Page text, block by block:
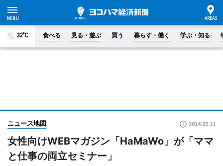
32°C 食べる 見る・遊ぶ 買う 暮らす・働く 学ぶ・知る
ニュース地図 2014.05.11
女性向けWEBマガジン「HaMaWo」が「ママ
と仕事の両立セミナー」